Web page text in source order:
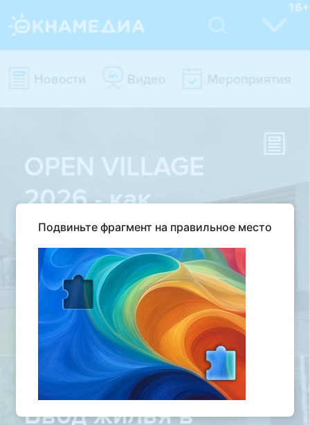
Подвиньте фрагмент на правильное место